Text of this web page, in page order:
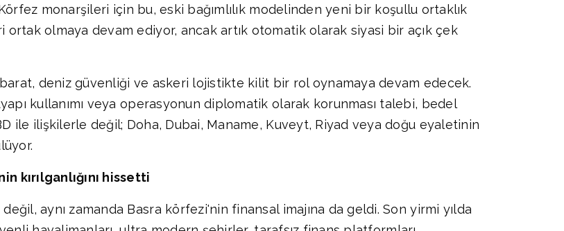
monarşileri için bu, eski bağımlılık modelinden yeni bir koşullu ortaklık
ortak olmaya devam ediyor, ancak artık otomatik olarak siyasi bir açık çek
deniz güvenliği ve askeri lojistikte kilit bir rol oynamaya devam edecek.
kullanımı veya operasyonun diplomatik olarak korunması talebi, bedel
ile ilişkilerle değil; Doha, Dubai, Maname, Kuveyt, Riyad veya doğu eyaletinin
kırılganlığını hissetti
aynı zamanda Basra körfezi'nin finansal imajına da geldi. Son yirmi yılda